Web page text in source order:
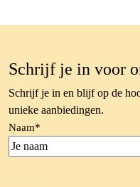
Schrijf je in voor
Schrijf je in en blijf op de
unieke aanbiedingen.
Naam*